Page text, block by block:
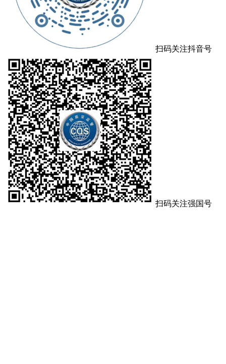
扫码关注抖音号
扫码关注强国号